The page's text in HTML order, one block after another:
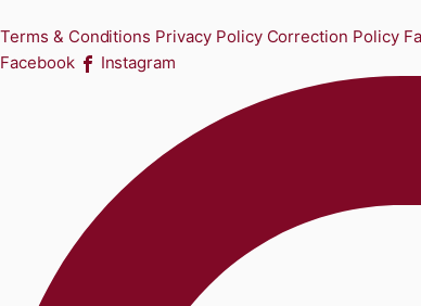
Terms & Conditions Privacy Policy Correction Policy
Facebook
Instagram